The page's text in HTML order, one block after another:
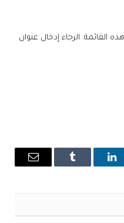
القائمة. الرجاء إدخال عنوان
لينكدإن Tumblr
البريد